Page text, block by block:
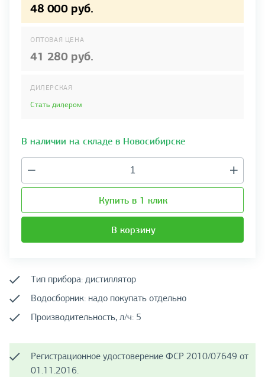
48 000 руб.
ОПТОВАЯ ЦЕНА
41 280 руб.
ДИЛЕРСКАЯ
Стать дилером
В наличии на складе в Новосибирске
Купить в 1 клик
В корзину
Тип прибора: дистиллятор
Водосборник: надо покупать отдельно
Производительность, л/ч: 5
Регистрационное удостоверение ФСР 2010/07649 от
01.11.2016.